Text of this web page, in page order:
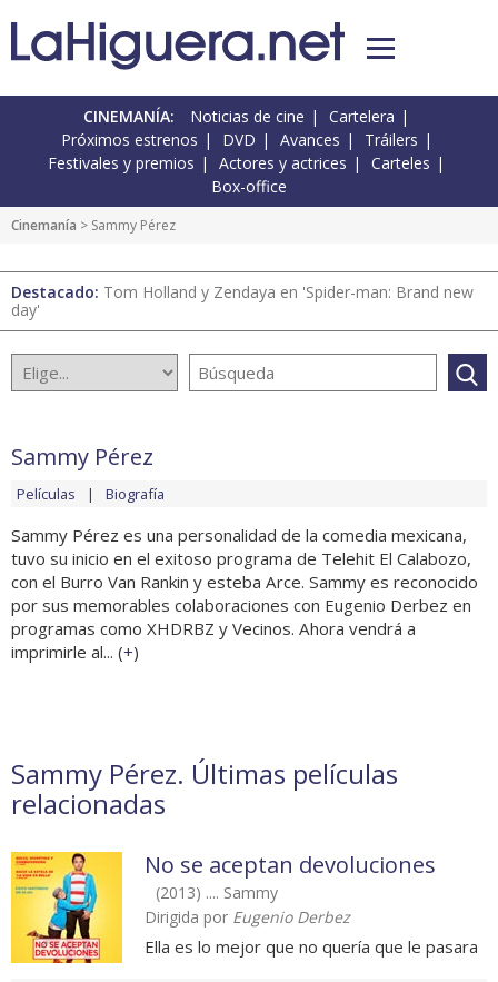
CINEMANÍA: Noticias de cine
Cartelera
Próximos estrenos
DVD Avances
Tráilers
Festivales y premios
Actores y actrices
Carteles
Box-office
Cinemanía > Sammy Pérez
Destacado: Tom Holland y Zendaya en 'Spider-man: Brand new
day'
Sammy Pérez
Películas Biografía
Sammy Pérez es una personalidad de la comedia mexicana,
tuvo su inicio en el exitoso programa de Telehit El Calabozo,
con el Burro Van Rankin y esteba Arce. Sammy es reconocido
por sus memorables colaboraciones con Eugenio Derbez en
programas como XHDRBZ y Vecinos. Ahora vendrá a
imprimirle al... (+)
Sammy Pérez. Últimas películas
relacionadas
No se aceptan devoluciones
(2013) .... Sammy
Dirigida por Eugenio Derbez
Ella es lo mejor que no quería que le pasara